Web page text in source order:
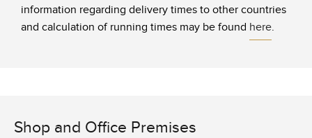
information regarding delivery times to other countries
and calculation of running times may be found here.
Shop and Office Premises